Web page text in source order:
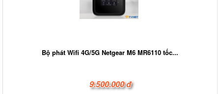
Bộ phát Wifi 4G/5G Netgear M6 MR6110 tốc...
9.500.000 đ